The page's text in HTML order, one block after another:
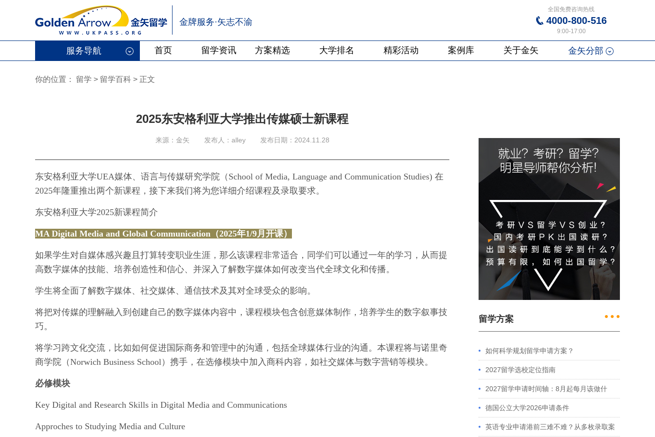
金牌服务·矢志不渝
全国免费咨询热线
4000-800-516
9:00-17:00
服务导航 首页 留学资讯 方案精选 大学排名 精彩活动 案例库 关于金矢 金矢分部
你的位置： 留学 > 留学百科 > 正文
2025东安格利亚大学推出传媒硕士新课程
来源：金矢 发布人：alley 发布日期：2024.11.28
东安格利亚大学UEA媒体、语言与传媒研究学院（School of Media, Language and Communication Studies) 在
2025年隆重推出两个新课程，接下来我们将为您详细介绍课程及录取要求。
东安格利亚大学2025新课程简介
MA Digital Media and Global Communication（2025年1/9月开课）
如果学生对自媒体感兴趣且打算转变职业生涯，那么该课程非常适合，同学们可以通过一年的学习，从而提
高数字媒体的技能、培养创造性和信心、并深入了解数字媒体如何改变当代全球文化和传播。
学生将全面了解数字媒体、社交媒体、通信技术及其对全球受众的影响。
将把对传媒的理解融入到创建自己的数字媒体内容中，课程模块包含创意媒体制作，培养学生的数字叙事技
巧。
将学习跨文化交流，比如如何促进国际商务和管理中的沟通，包括全球媒体行业的沟通。本课程将与诺里奇
商学院（Norwich Business School）携手，在选修模块中加入商科内容，如社交媒体与数字营销等模块。
必修模块
Key Digital and Research Skills in Digital Media and Communications
Approches to Studying Media and Culture
留学方案 ● ● ●
如何科学规划留学申请方案？
2027留学选校定位指南
2027留学申请时间轴：8月起每月该做什
么？英、美、澳、港申请全攻略
德国公立大学2026申请条件
英语专业申请港前三难不难？从多枚录取案